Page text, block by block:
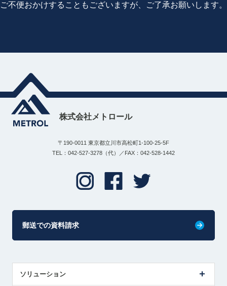
ご不便おかけすることもございますが、ご了承お願いします。
株式会社メトロール
〒190-0011 東京都立川市高松町1-100-25-5F
TEL：042-527-3278（代）／FAX：042-528-1442
郵送での資料請求
ソリューション